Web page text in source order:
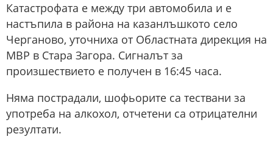
Катастрофата е между три автомобила и е
настъпила в района на казанлъшкото село
Черганово, уточниха от Областната дирекция на
МВР в Стара Загора. Сигналът за
произшествието е получен в 16:45 часа.
Няма пострадали, шофьорите са тествани за
употреба на алкохол, отчетени са отрицателни
резултати.